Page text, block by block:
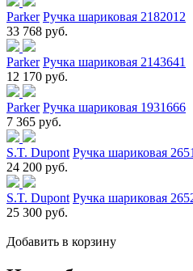
Parker Ручка шариковая 2182012
33 768 руб.
Parker Ручка шариковая 2143641
12 170 руб.
Parker Ручка шариковая 1931666
7 365 руб.
S.T. Dupont Ручка шариковая
24 200 руб.
S.T. Dupont Ручка шариковая
25 300 руб.
Добавить в корзину